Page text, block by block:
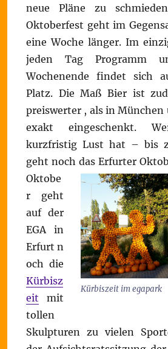
neue Pläne zu
Oktoberfest geht im
eine Woche länger. Im
jeden Tag Programm
Wochenende findet sich
Platz. Die Maß Bier ist
preiswerter , als in München
exakt eingeschenkt.
kurzfristig Lust hat – bis
geht noch das Erfurter
Kürbiszeit im egapark
Oktobe
r geht
auf der
EGA in
Erfurt n
och die
Kürbisz
eit mit
tollen
Skulpturen zu vielen